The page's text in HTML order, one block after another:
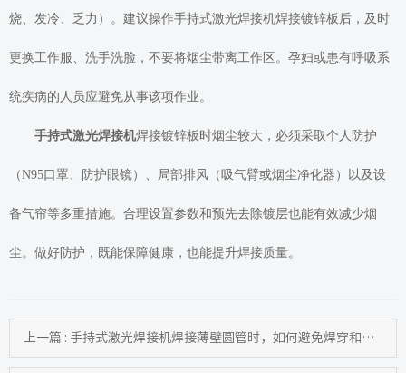
烧、发冷、乏力）。建议操作手持式激光焊接机焊接镀锌板后，及时
更换工作服、洗手洗脸，不要将烟尘带离工作区。孕妇或患有呼吸系
统疾病的人员应避免从事该项作业。
手持式激光焊接机焊接镀锌板时烟尘较大，必须采取个人防护
（N95口罩、防护眼镜）、局部排风（吸气臂或烟尘净化器）以及设
备气帘等多重措施。合理设置参数和预先去除镀层也能有效减少烟
尘。做好防护，既能保障健康，也能提升焊接质量。
上一篇 : 手持式激光焊接机焊接薄壁圆管时，如何避免焊穿和凹陷